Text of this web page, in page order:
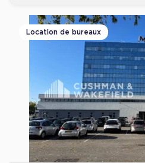
Location de bureaux